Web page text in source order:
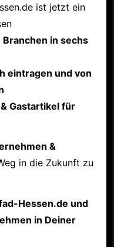
ist jetzt ein
in sechs
eintragen und von
Gastartikel für
&
in die Zukunft zu
Hessen.de und
in Deiner